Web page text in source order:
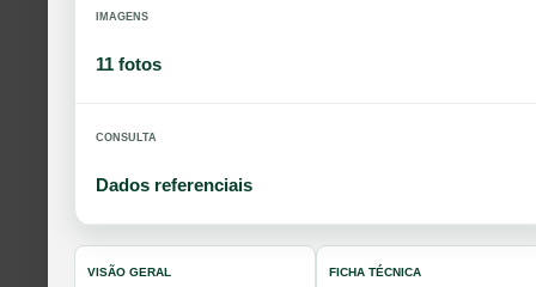
IMAGENS
11 fotos
CONSULTA
Dados referenciais
VISÃO GERAL FICHA TÉCNICA